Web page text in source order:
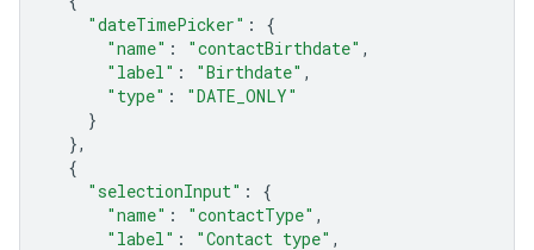
"dateTimePicker" :
{
"name" : "contactBirthdate" ,
"label" : "Birthdate" ,
"type" :
"DATE_ONLY"
}
},
{
"selectionInput" :
{
"name" : "contactType" ,
"label" : "Contact type" ,